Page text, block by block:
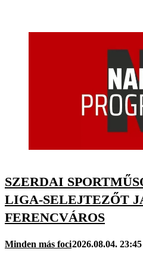
SZERDAI
LIGA-SELEJTEZŐT
FERENCVÁROS
Minden más foci2026.08.04. 23:45